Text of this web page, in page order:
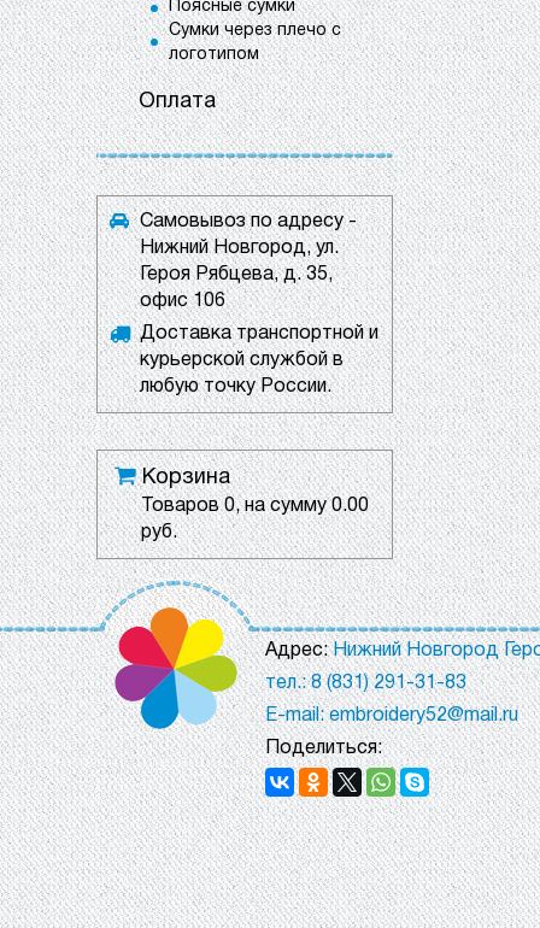
Поясные сумки
Сумки через плечо с
логотипом
Оплата
Самовывоз по адресу -
Нижний Новгород, ул.
Героя Рябцева, д. 35,
офис 106
Доставка транспортной и
курьерской службой в
любую точку России.
Корзина
Товаров0, на сумму0.00
руб.
Адрес:Нижний Новгород
тел.: 8 (831) 291-31-83
E-mail: embroidery52@mail.ru
Поделиться: